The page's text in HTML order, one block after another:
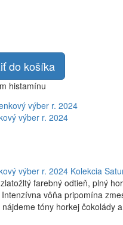
do košíka
histamínu
výber r. 2024
výber r. 2024 Kolekcia
farebný odtieň, plný
vôňa pripomína
tóny horkej čokolády